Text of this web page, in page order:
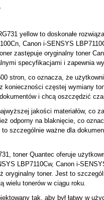
yellow to doskonałe
Canon i-SENSYS
zastępuje oryginalny toner
specyfikacjami i zapewnia
stron, co oznacza, że
konieczności częstej wymiany
i chcą oszczędzić
jakości materiałów, co
odporny na blaknięcie, co
szczególnie ważne dla
toner Quantec oferuje
LBP7110Cw, Canon i-
oryginalny toner. Jest to
wielu tonerów w ciągu roku.
tak, aby był łatwy w